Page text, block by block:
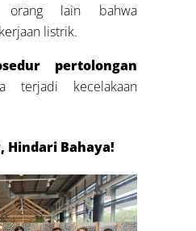
orang lain bahwa
listrik.
pertolongan
terjadi kecelakaan
Hindari Bahaya!